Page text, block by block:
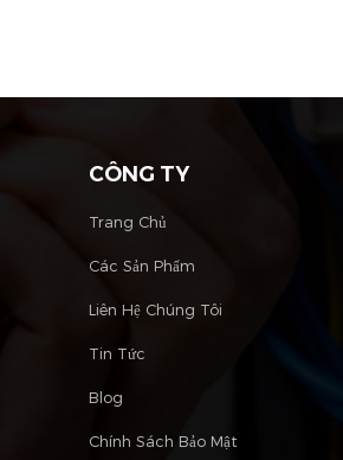
CÔNG TY
Trang Chủ
Các Sản Phẩm
Liên Hệ Chúng Tôi
Tin Tức
Blog
Chính Sách Bảo Mật